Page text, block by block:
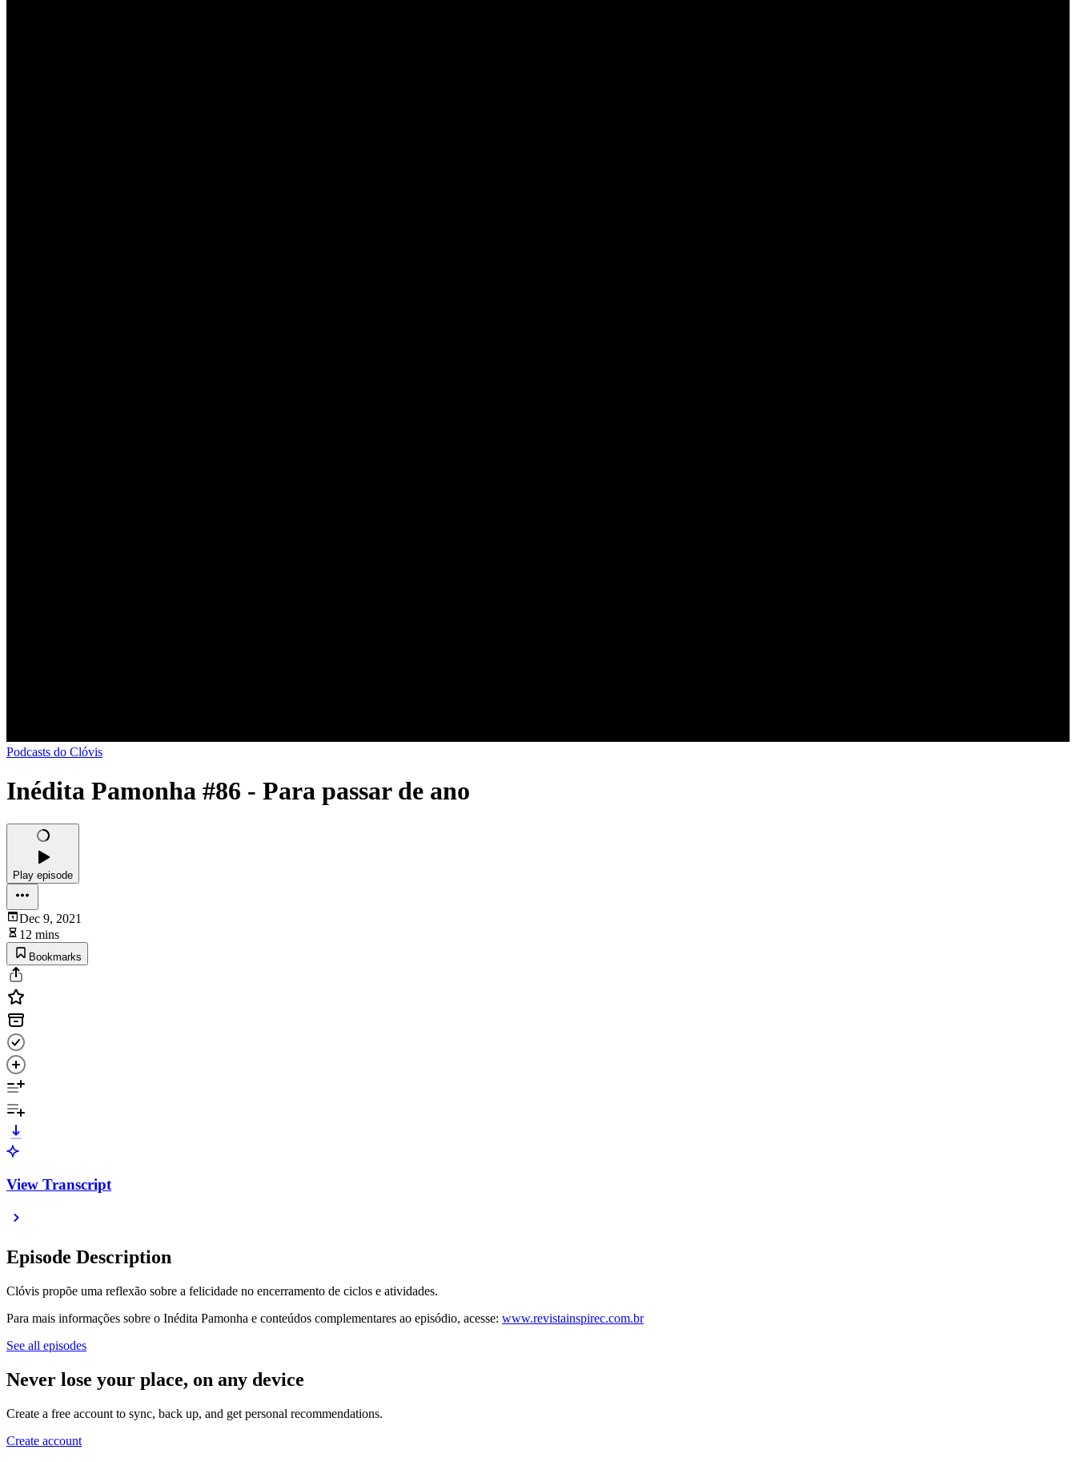
Podcasts do Clóvis
Inédita Pamonha #86 - Para passar de ano
Play episode
Dec 9, 2021
12 mins
Bookmarks
View Transcript
Episode Description
Clóvis propõe uma reflexão sobre a felicidade no encerramento de ciclos e atividades.
Para mais informações sobre o Inédita Pamonha e conteúdos complementares ao episódio, acesse: www.revistainspirec.com.br
See all episodes
Never lose your place, on any device
Create a free account to sync, back up, and get personal recommendations.
Create account